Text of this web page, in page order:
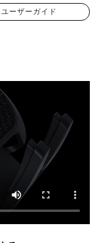
るま湯で洗い乾か
可能です。他社製
な角度】車 スマ
き、吸盤式ホルダー
スマホの装着部分
など運転中のお好み
できます。抜群の
だけます。更に、
ことなく、スマホ
アプリをナビとし
ず快適にドライブ
たの安全はAndobil
た車 スマホホルダ
上に、ホードル力
ユーザーガイド